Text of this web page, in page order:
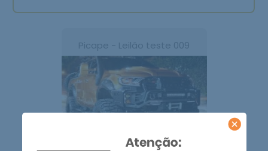
Picape - Leilão teste 009
1ª Praça: 00/00/0000 - 00:00hs